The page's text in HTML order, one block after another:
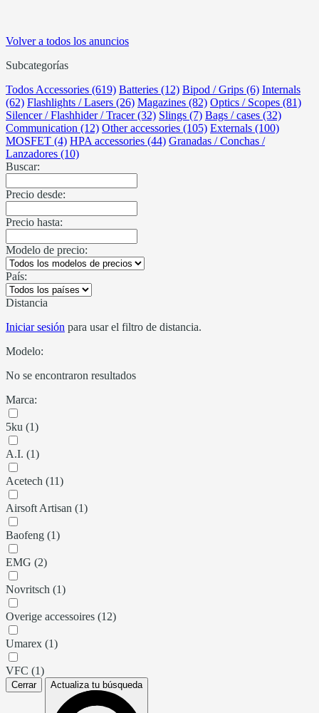
Volver a todos los anuncios
Subcategorías
Todos Accessories (619) Batteries (12) Bipod / Grips (6) Internals
(62) Flashlights / Lasers (26) Magazines (82) Optics / Scopes (81)
Silencer / Flashhider / Tracer (32) Slings (7) Bags / cases (32)
Communication (12) Other accessories (105) Externals (100)
MOSFET (4) HPA accessories (44) Granadas / Conchas /
Lanzadores (10)
Buscar:
Precio desde:
Precio hasta:
Modelo de precio:
País:
Distancia
Iniciar sesión para usar el filtro de distancia.
Modelo:
No se encontraron resultados
Marca:
5ku (1)
A.I. (1)
Acetech (11)
Airsoft Artisan (1)
Baofeng (1)
EMG (2)
Novritsch (1)
Overige accessoires (12)
Umarex (1)
VFC (1)
Cerrar Actualiza tu búsqueda